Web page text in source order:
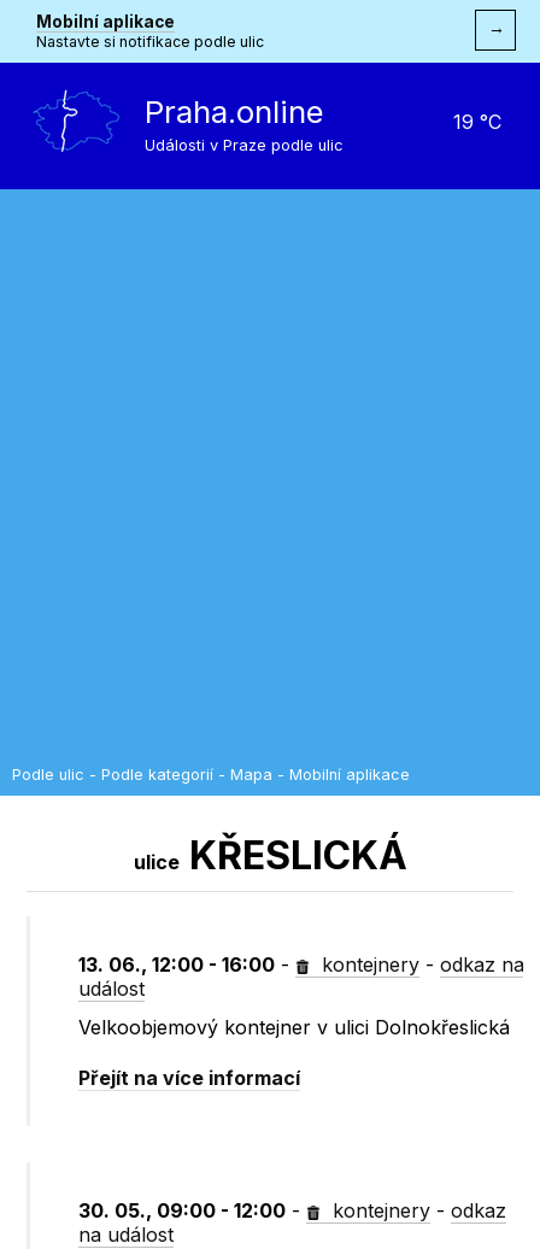
Mobilní aplikace
Nastavte si notifikace podle ulic
→
Praha.online
Události v Praze podle ulic
19 °C
Podle ulic - Podle kategorií - Mapa - Mobilní aplikace
uliceKŘESLICKÁ
13. 06., 12:00 - 16:00 - kontejnery -odkaz na
událost
Velkoobjemový kontejner v ulici Dolnokřeslická
Přejít na více informací
30. 05., 09:00 - 12:00 - kontejnery -odkaz
na událost